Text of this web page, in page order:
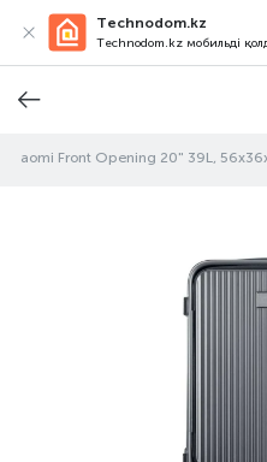
Technodom.kz
Technodom.kz мобильді
Xiaomi Front Opening 20" 39L,